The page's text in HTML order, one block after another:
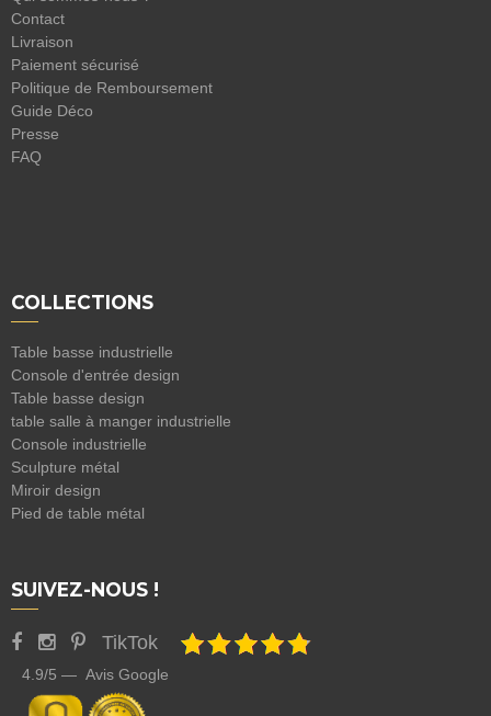
Contact
Livraison
Paiement sécurisé
Politique de Remboursement
Guide Déco
Presse
FAQ
COLLECTIONS
Table basse industrielle
Console d'entrée design
Table basse design
table salle à manger industrielle
Console industrielle
Sculpture métal
Miroir design
Pied de table métal
SUIVEZ-NOUS !
TikTok
4.9/5 — Avis Google